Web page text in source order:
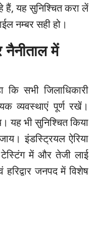
हैं, यह सुनिश्चित करा लें
नम्बर सही हो।
नैनीताल में
सभी जिलाधिकारी
व्यवस्थाएं पूर्ण रखें।
यह भी सुनिश्चित किया
इंडस्ट्रियल ऐरिया
में और तेजी लाई
जनपद में विशेष